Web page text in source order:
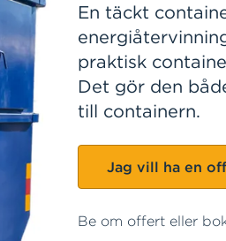
En täckt
praktisk
Det gör den
till containern.
Jag vill ha en
Be om offert eller